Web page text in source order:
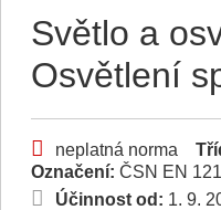
Světlo a
Osvětlení
neplatná norma
Označení: ČSN EN
Účinnost od: 1. 9.